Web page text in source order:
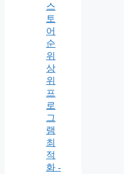
스
토
어
순
위
상
위
프
로
그
램
최
적
화 -